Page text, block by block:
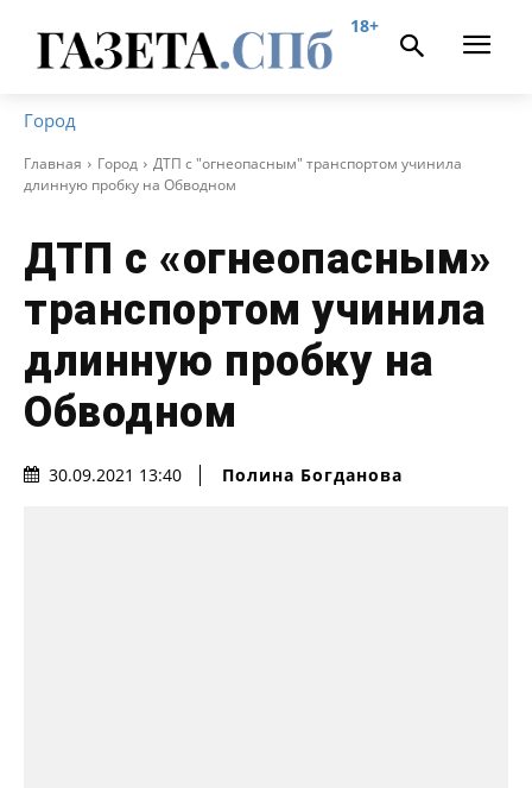
18+
Город
Главная Город
ДТП с "огнеопасным" транспортом учинила
длинную пробку на Обводном
ДТП с «огнеопасным»
транспортом учинила
длинную пробку на
Обводном
30.09.2021 13:40 Полина Богданова